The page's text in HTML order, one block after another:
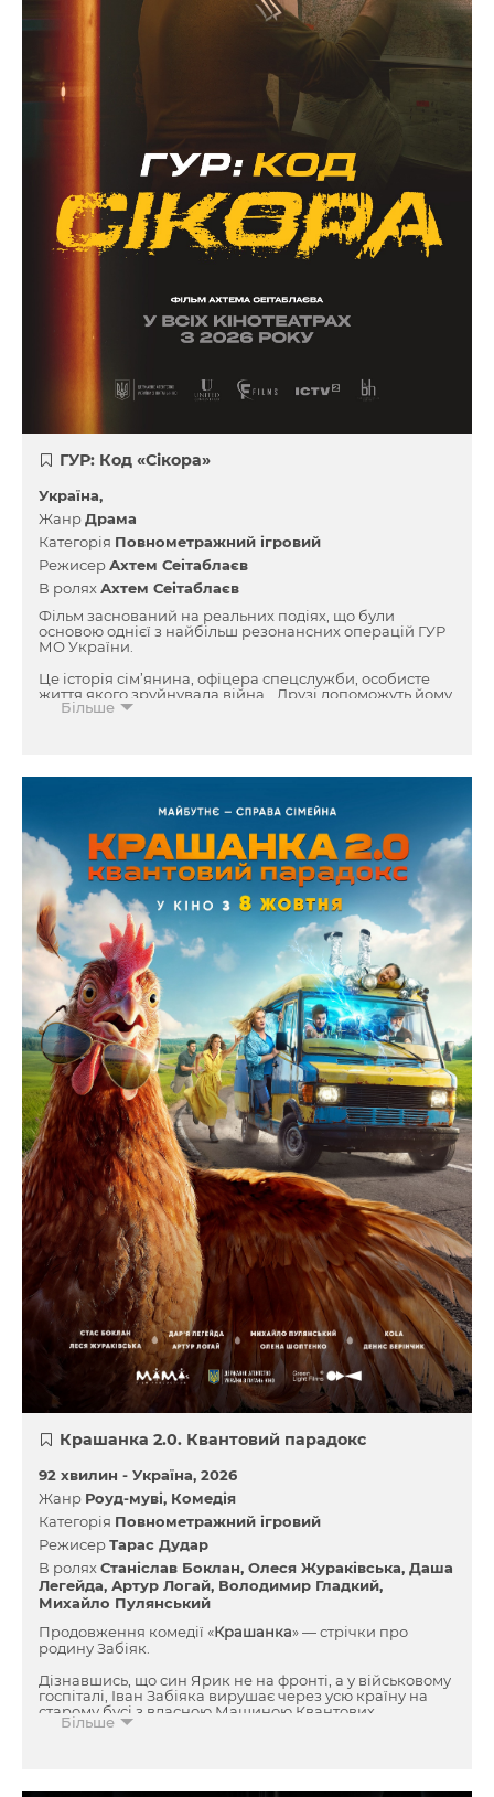
ГУР: Код «Сікора»
Україна
ЖанрДрама
Категорія Повнометражний ігровий
РежисерАхтем Сеітаблаєв
В роляхАхтем Сеітаблаєв
Фільм заснований на реальних подіях, що були
основою однієї з найбільш резонансних операцій ГУР
МО України.
Це історія сім’янина, офіцера спецслужби, особисте
життя якого зруйнувала війна… Друзі допоможуть йому
повернутися в стрій. Командир та молодша колега,
Більше
Крашанка 2.0. Квантовий парадокс
92 хвилин - Україна 2026
Жанр Роуд-муві Комедія
Категорія Повнометражний ігровий
РежисерТарас Дудар
В роляхСтаніслав Боклан Олеся Жураківська Даша
Легейда Артур Логай Володимир Гладкий
Михайло Пулянський
Продовження комедії «Крашанка» — стрічки про
родину Забіяк.
Дізнавшись, що син Ярик не на фронті, а у військовому
госпіталі, Іван Забіяка вирушає через усю країну на
старому бусі з власною Машиною Квантових
Парадоксів, сподіваючись змінити минуле й не
навіть у найтемніші часи любов, підтримка й
Більше